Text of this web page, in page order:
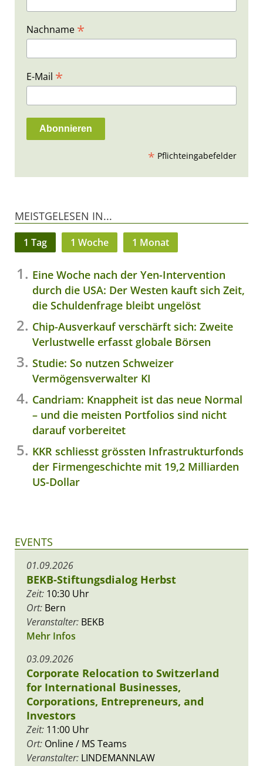
Nachname *
E-Mail *
* Pflichteingabefelder
MEISTGELESEN IN...
1 Tag 1 Woche 1 Monat
Eine Woche nach der Yen-Intervention
durch die USA: Der Westen kauft sich Zeit,
die Schuldenfrage bleibt ungelöst
Chip-Ausverkauf verschärft sich: Zweite
Verlustwelle erfasst globale Börsen
Studie: So nutzen Schweizer
Vermögensverwalter KI
Candriam: Knappheit ist das neue Normal
– und die meisten Portfolios sind nicht
darauf vorbereitet
KKR schliesst grössten Infrastrukturfonds
der Firmengeschichte mit 19,2 Milliarden
US-Dollar
EVENTS
01.09.2026
BEKB-Stiftungsdialog Herbst
Zeit: 10:30 Uhr
Ort: Bern
Veranstalter: BEKB
Mehr Infos
03.09.2026
Corporate Relocation to Switzerland
for International Businesses,
Corporations, Entrepreneurs, and
Investors
Zeit: 11:00 Uhr
Ort: Online / MS Teams
Veranstalter: LINDEMANNLAW